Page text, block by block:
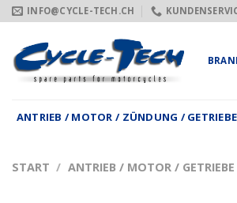
Zum
Inhalt
springen
INFO@CYCLE-TECH.CH
ANTRIEB / MOTOR / ZÜNDUNG / GETRIEBE
START / ANTRIEB / MOTOR / GETRIEBE